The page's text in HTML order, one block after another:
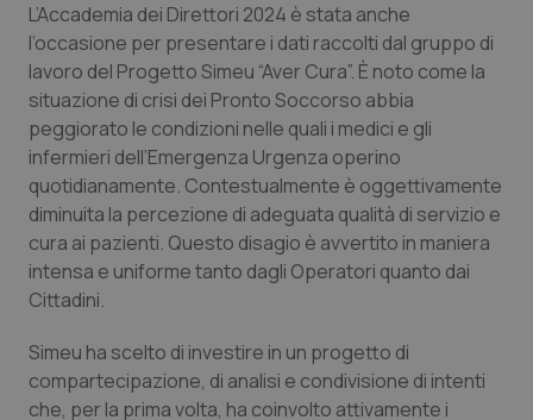
L’Accademia dei Direttori 2024 è stata anche
l’occasione per presentare i dati raccolti dal gruppo di
lavoro del Progetto Simeu “Aver Cura”. È noto come la
situazione di crisi dei Pronto Soccorso abbia
peggiorato le condizioni nelle quali i medici e gli
infermieri dell’Emergenza Urgenza operino
quotidianamente. Contestualmente è oggettivamente
diminuita la percezione di adeguata qualità di servizio e
cura ai pazienti. Questo disagio è avvertito in maniera
intensa e uniforme tanto dagli Operatori quanto dai
Cittadini.
Simeu ha scelto di investire in un progetto di
compartecipazione, di analisi e condivisione di intenti
che, per la prima volta, ha coinvolto attivamente i